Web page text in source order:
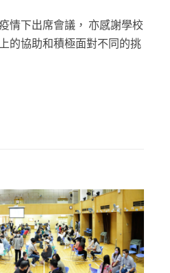
情下出席會議， 亦感謝學校
的協助和積極面對不同的挑